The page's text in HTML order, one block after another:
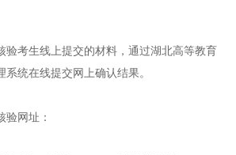
考生线上提交的材料，通过湖北高等教育
系统在线提交网上确认结果。
网址：